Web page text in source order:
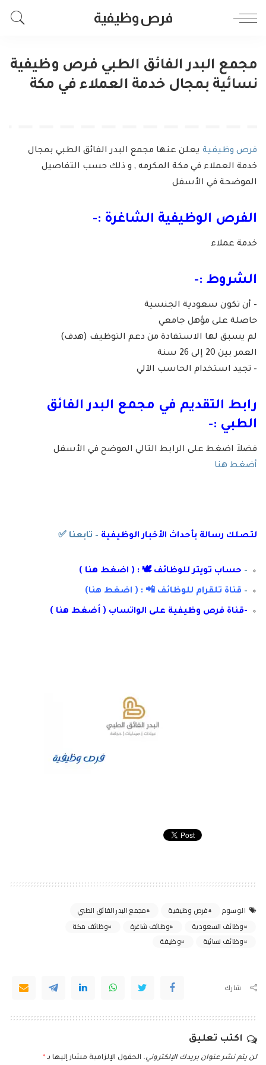
فرص وظيفية
مجمع البدر الفائق الطبي فرص وظيفية
نسائية بمجال خدمة العملاء في مكة
فرص وظيفية يعلن عنها مجمع البدر الفائق الطبي بمجال
خدمة العملاء في مكة المكرمه , و ذلك حسب التفاصيل
الموضحة في الأسفل
الفرص الوظيفية الشاغرة :-
خدمة عملاء
الشروط :-
– أن تكون سعودية الجنسية
حاصلة على مؤهل جامعي
لم يسبق لها الاستفادة من دعم التوظيف (هدف)
العمر بين 20 إلى 26 سنة
– تجيد استخدام الحاسب الآلي
رابط التقديم في مجمع البدر الفائق
الطبي :-
فضلاَ اضغط على الرابط التالي الموضح في الأسفل
أضغط هنا
لتصلك رسالة بأحداث الأخبار الوظيفية – تابعنا ✅
– حساب تويتر للوظائف 🕊 : ( اضغط هنا )
– قناة تلقرام للوظائف 📲 : ( اضغط هنا)
-قناة فرص وظيفية على الواتساب ( أضغط هنا )
الوسوم فرص وظيفية
مجمع البدر الفائق الطبي
وظائف السعودية
وظائف شاغرة
وظائف مكة
وظائف نسائية
وظيفة
شارك
اكتب تعليق
لن يتم نشر عنوان بريدك الإلكتروني. الحقول الإلزامية مشار إليها بـ *